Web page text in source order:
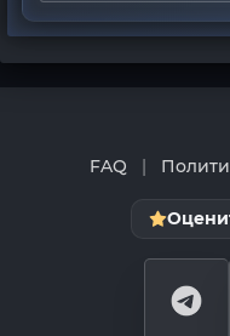
FAQ |